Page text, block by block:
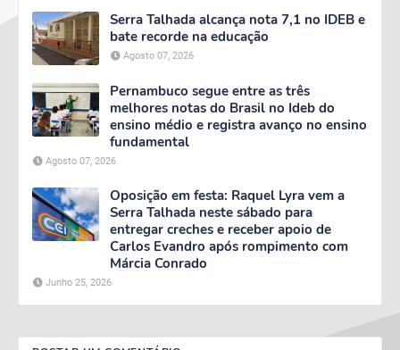
Serra Talhada alcança nota 7,1 no IDEB e
bate recorde na educação
Agosto 07, 2026
Pernambuco segue entre as três
melhores notas do Brasil no Ideb do
ensino médio e registra avanço no ensino
fundamental
Agosto 07, 2026
Oposição em festa: Raquel Lyra vem a
Serra Talhada neste sábado para
entregar creches e receber apoio de
Carlos Evandro após rompimento com
Márcia Conrado
Junho 25, 2026